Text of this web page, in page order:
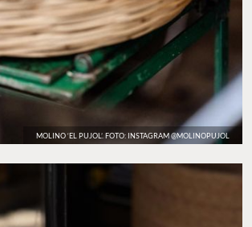
MOLINO ‘EL PUJOL’. FOTO: INSTAGRAM @MOLINOPUJOL